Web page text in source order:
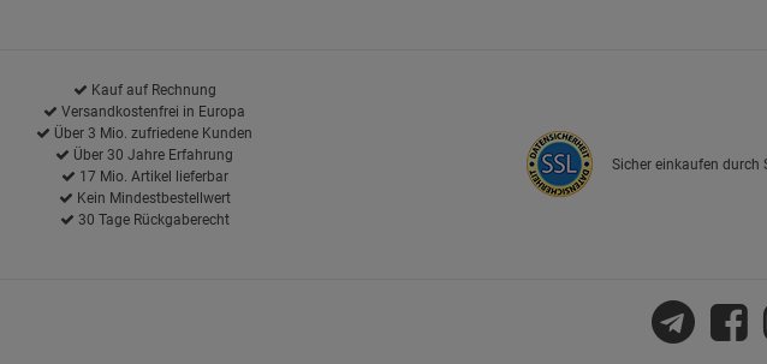
Kauf auf Rechnung
Versandkostenfrei in Europa
Über 3 Mio. zufriedene Kunden
Über 30 Jahre Erfahrung
17 Mio. Artikel lieferbar
Kein Mindestbestellwert
30 Tage Rückgaberecht
Sicher einkaufen durch